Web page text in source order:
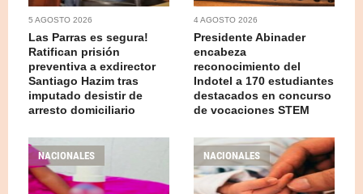
5 AGOSTO 2026
Las Parras es segura!
Ratifican prisión
preventiva a exdirector
Santiago Hazim tras
imputado desistir de
arresto domiciliario
4 AGOSTO 2026
Presidente Abinader
encabeza
reconocimiento del
Indotel a 170 estudiantes
destacados en concurso
de vocaciones STEM
NACIONALES NACIONALES